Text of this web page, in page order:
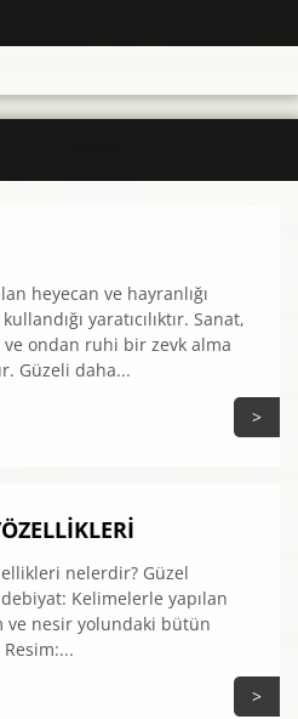
heyecan ve hayranlığı
yaratıcılıktır. Sanat,
ondan ruhi bir zevk alma
Güzeli daha...
>
nelerdir? Güzel
Kelimelerle yapılan
ve nesir yolundaki bütün
>